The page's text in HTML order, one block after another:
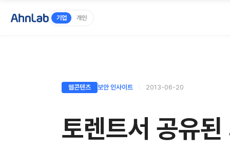
기업 개인
웹콘텐츠 보안 인사이트 2013-06-20
토렌트서 공유